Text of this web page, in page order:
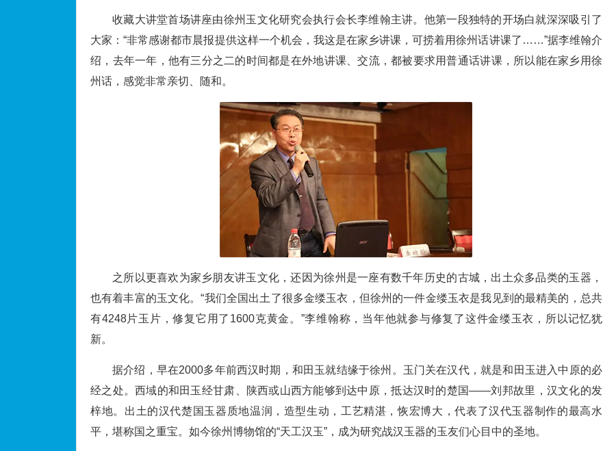
收藏大讲堂首场讲座由徐州玉文化研究会执行会长李维翰主讲。他第一段独特的开场白就深深吸引了
大家：“非常感谢都市晨报提供这样一个机会，我这是在家乡讲课，可捞着用徐州话讲课了……”据李维翰介
绍，去年一年，他有三分之二的时间都是在外地讲课、交流，都被要求用普通话讲课，所以能在家乡用徐
州话，感觉非常亲切、随和。
之所以更喜欢为家乡朋友讲玉文化，还因为徐州是一座有数千年历史的古城，出土众多品类的玉器，
也有着丰富的玉文化。“我们全国出土了很多金缕玉衣，但徐州的一件金缕玉衣是我见到的最精美的，总共
有4248片玉片，修复它用了1600克黄金。”李维翰称，当年他就参与修复了这件金缕玉衣，所以记忆犹
新。
据介绍，早在2000多年前西汉时期，和田玉就结缘于徐州。玉门关在汉代，就是和田玉进入中原的必
经之处。西域的和田玉经甘肃、陕西或山西方能够到达中原，抵达汉时的楚国——刘邦故里，汉文化的发
梓地。出土的汉代楚国玉器质地温润，造型生动，工艺精湛，恢宏博大，代表了汉代玉器制作的最高水
平，堪称国之重宝。如今徐州博物馆的“天工汉玉”，成为研究战汉玉器的玉友们心目中的圣地。